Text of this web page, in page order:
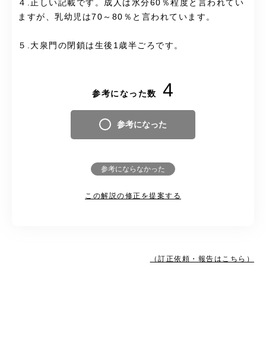
４.正しい記載です。成人は水分60％程度と言われてい
ますが、乳幼児は70～80％と言われています。
５.大泉門の閉鎖は生後1歳半ごろです。
参考になった数 4
参考になった
参考にならなかった
この解説の修正を提案する
（訂正依頼・報告はこちら）